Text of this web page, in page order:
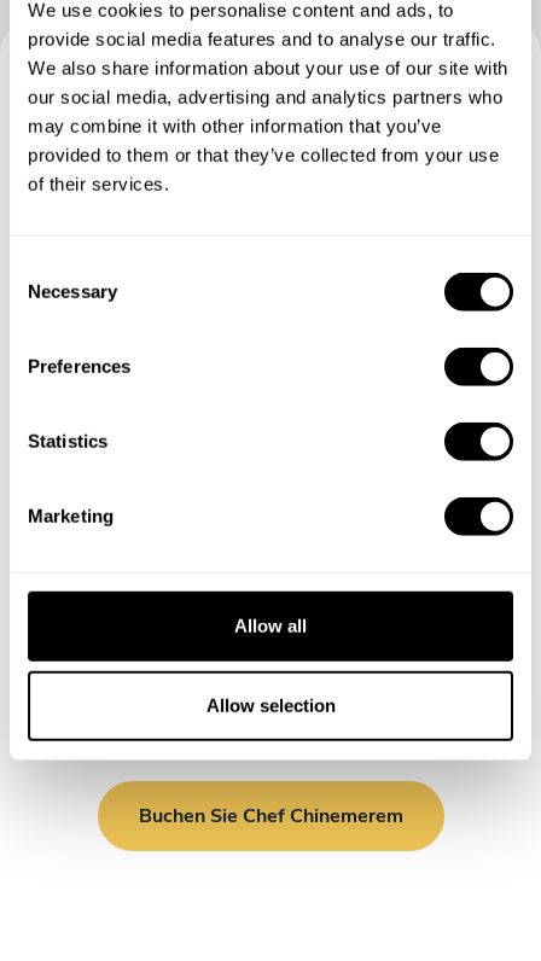
We use cookies to personalise content and ads, to
provide social media features and to analyse our traffic.
We also share information about your use of our site with
our social media, advertising and analytics partners who
may combine it with other information that you’ve
provided to them or that they’ve collected from your use
of their services.
Necessary
Preferences
Statistics
Marketing
Allow all
Allow selection
Buchen Sie Ihre Erfahrung mit
Chinemerem
Buchen Sie Chef Chinemerem